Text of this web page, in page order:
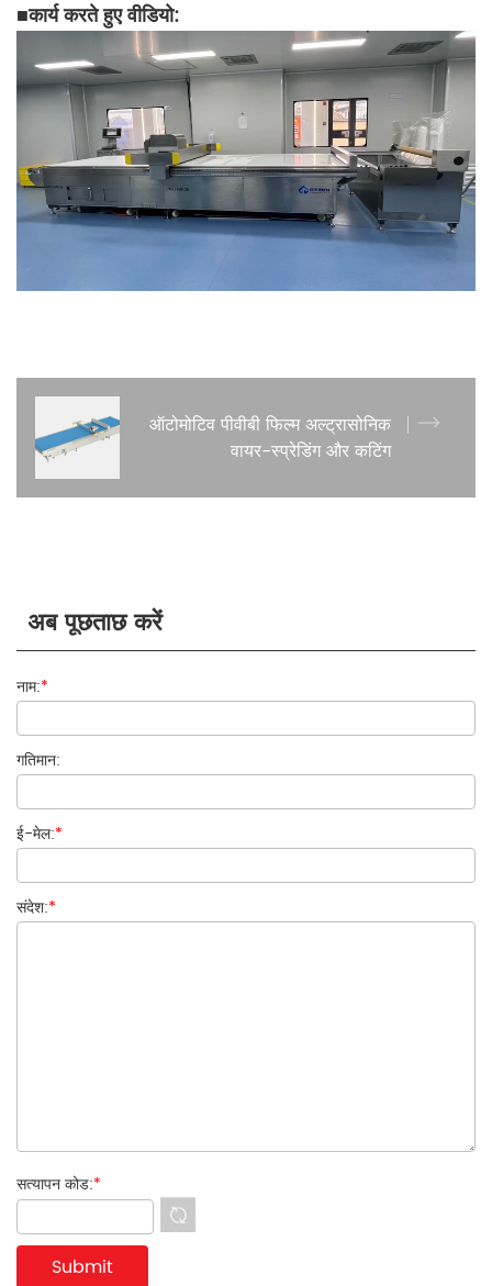
■कार्य करते हुए वीडियो:
ऑटोमोटिव पीवीबी फिल्म अल्ट्रासोनिक
वायर-स्प्रेडिंग और कटिंग
अब पूछताछ करें
नाम:*
गतिमान:
ई-मेल:*
संदेश:*
सत्यापन कोड:*